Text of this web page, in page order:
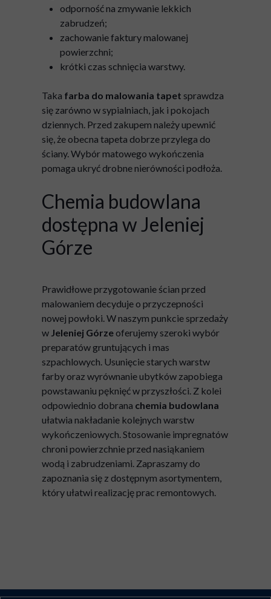
odporność na zmywanie lekkich
zabrudzeń;
zachowanie faktury malowanej
powierzchni;
krótki czas schnięcia warstwy.
Taka farba do malowania tapet sprawdza
się zarówno w sypialniach, jak i pokojach
dziennych. Przed zakupem należy upewnić
się, że obecna tapeta dobrze przylega do
ściany. Wybór matowego wykończenia
pomaga ukryć drobne nierówności podłoża.
Chemia budowlana
dostępna w Jeleniej
Górze
Prawidłowe przygotowanie ścian przed
malowaniem decyduje o przyczepności
nowej powłoki. W naszym punkcie sprzedaży
w Jeleniej Górzeoferujemy szeroki wybór
preparatów gruntujących i mas
szpachlowych. Usunięcie starych warstw
farby oraz wyrównanie ubytków zapobiega
powstawaniu pęknięć w przyszłości. Z kolei
odpowiednio dobrana chemia budowlana
ułatwia nakładanie kolejnych warstw
wykończeniowych. Stosowanie impregnatów
chroni powierzchnie przed nasiąkaniem
wodą i zabrudzeniami. Zapraszamy do
zapoznania się z dostępnym asortymentem,
który ułatwi realizację prac remontowych.